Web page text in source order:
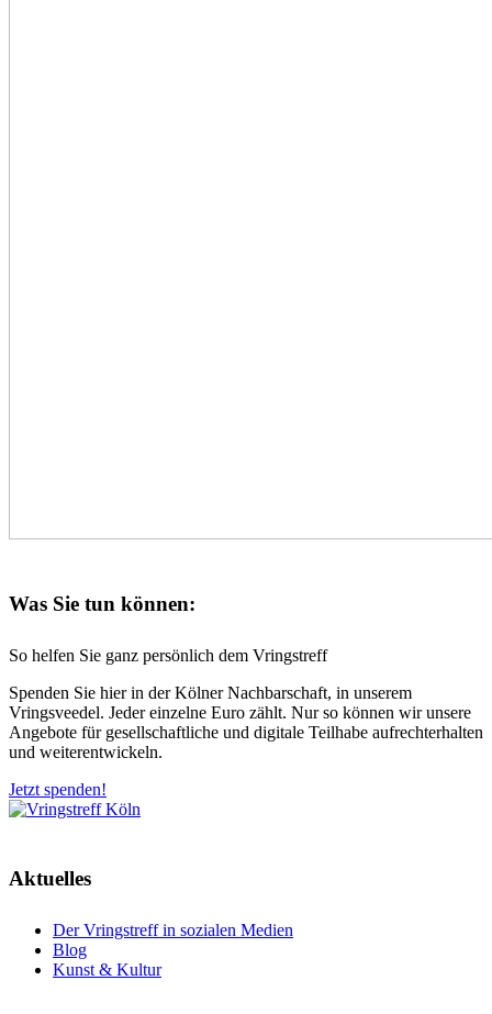
Was Sie tun können:
So helfen Sie ganz persönlich dem Vringstreff
Spenden Sie hier in der Kölner Nachbarschaft, in unserem
Vringsveedel. Jeder einzelne Euro zählt. Nur so können wir unsere
Angebote für gesellschaftliche und digitale Teilhabe aufrechterhalten
und weiterentwickeln.
Jetzt spenden!
Aktuelles
Der Vringstreff in sozialen Medien
Blog
Kunst & Kultur